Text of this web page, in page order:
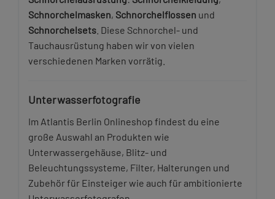
Schnorchelmasken, Schnorchelflossen und
Schnorchelsets . Diese Schnorchel- und
Tauchausrüstung haben wir von vielen
verschiedenen Marken vorrätig.
Unterwasserfotografie
Im Atlantis Berlin Onlineshop findest du eine
große Auswahl an Produkten wie
Unterwassergehäuse, Blitz- und
Beleuchtungssysteme, Filter, Halterungen und
Zubehör für Einsteiger wie auch für ambitionierte